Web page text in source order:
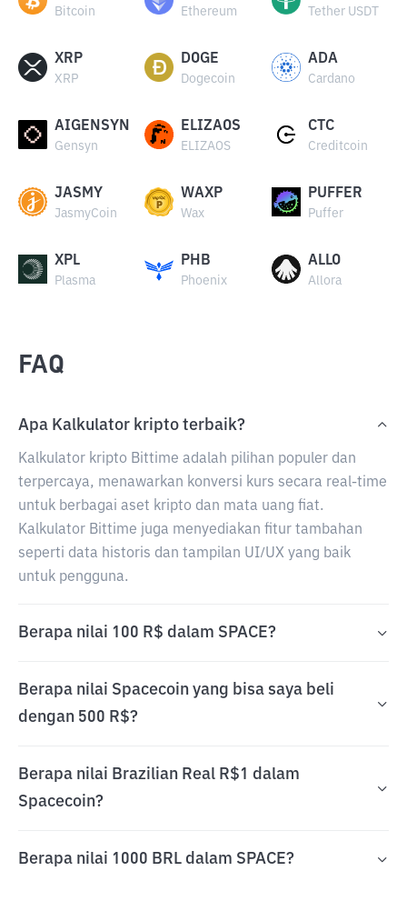
Bitcoin Ethereum Tether USDT
XRP
XRP
DOGE
Dogecoin
ADA
Cardano
AIGENSYN
Gensyn
ELIZAOS
ELIZAOS
CTC
Creditcoin
JASMY
JasmyCoin
WAXP
Wax
PUFFER
Puffer
XPL
Plasma
PHB
Phoenix
ALLO
Allora
FAQ
Apa Kalkulator kripto terbaik?
Kalkulator kripto Bittime adalah pilihan populer dan
terpercaya, menawarkan konversi kurs secara real-time
untuk berbagai aset kripto dan mata uang fiat.
Kalkulator Bittime juga menyediakan fitur tambahan
seperti data historis dan tampilan UI/UX yang baik
untuk pengguna.
Berapa nilai 100 R$ dalam SPACE?
Berapa nilai Spacecoin yang bisa saya beli
dengan 500 R$?
Berapa nilai Brazilian Real R$1 dalam
Spacecoin?
Berapa nilai 1000 BRL dalam SPACE?